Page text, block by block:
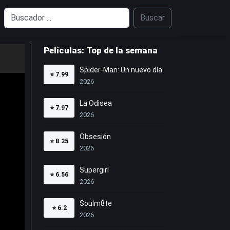
Buscar
Películas: Top de la semana
⭐ 7.99
Spider-Man: Un nuevo día
2026
⭐ 7.97
La Odisea
2026
⭐ 8.25
Obsesión
2026
⭐ 6.56
Supergirl
2026
⭐ 6.2
Soulm8te
2026